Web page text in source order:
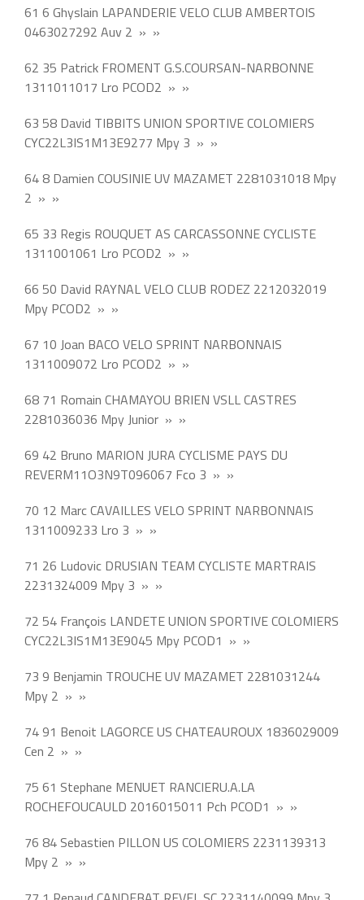
61 6 Ghyslain LAPANDERIE VELO CLUB AMBERTOIS
0463027292 Auv 2 » »
62 35 Patrick FROMENT G.S.COURSAN-NARBONNE
1311011017 Lro PCOD2 » »
63 58 David TIBBITS UNION SPORTIVE COLOMIERS
CYC22L3IS1M13E9277 Mpy 3 » »
64 8 Damien COUSINIE UV MAZAMET 2281031018 Mpy
2 » »
65 33 Regis ROUQUET AS CARCASSONNE CYCLISTE
1311001061 Lro PCOD2 » »
66 50 David RAYNAL VELO CLUB RODEZ 2212032019
Mpy PCOD2 » »
67 10 Joan BACO VELO SPRINT NARBONNAIS
1311009072 Lro PCOD2 » »
68 71 Romain CHAMAYOU BRIEN VSLL CASTRES
2281036036 Mpy Junior » »
69 42 Bruno MARION JURA CYCLISME PAYS DU
REVERM11O3N9T096067 Fco 3 » »
70 12 Marc CAVAILLES VELO SPRINT NARBONNAIS
1311009233 Lro 3 » »
71 26 Ludovic DRUSIAN TEAM CYCLISTE MARTRAIS
2231324009 Mpy 3 » »
72 54 François LANDETE UNION SPORTIVE COLOMIERS
CYC22L3IS1M13E9045 Mpy PCOD1 » »
73 9 Benjamin TROUCHE UV MAZAMET 2281031244
Mpy 2 » »
74 91 Benoit LAGORCE US CHATEAUROUX 1836029009
Cen 2 » »
75 61 Stephane MENUET RANCIERU.A.LA
ROCHEFOUCAULD 2016015011 Pch PCOD1 » »
76 84 Sebastien PILLON US COLOMIERS 2231139313
Mpy 2 » »